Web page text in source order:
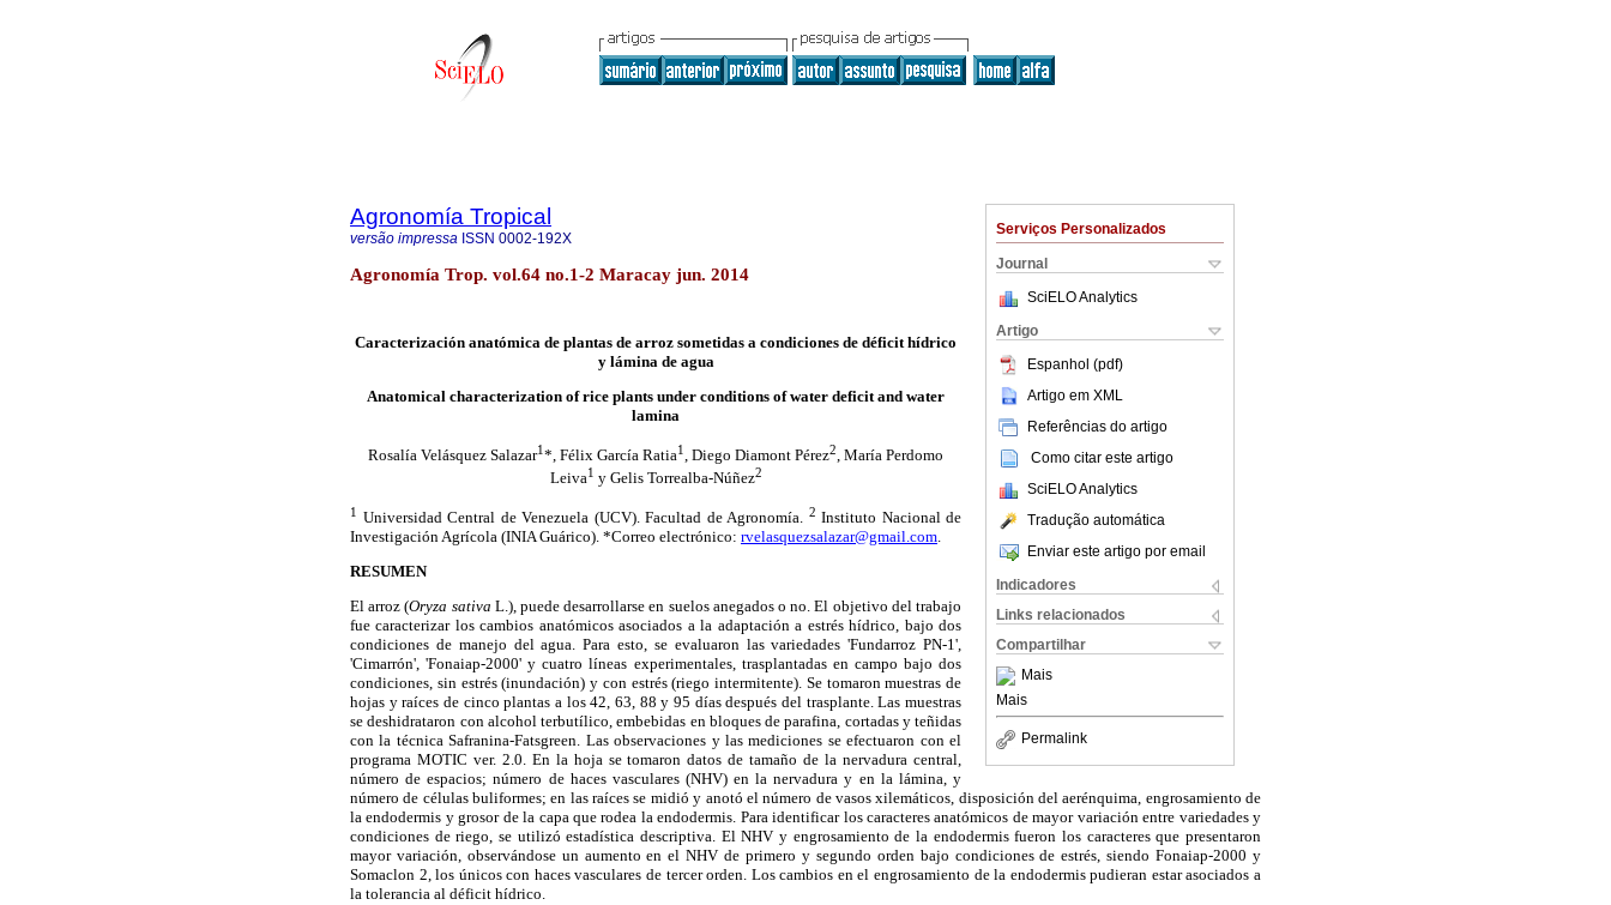
Serviços Personalizados
Journal
SciELO Analytics
Artigo
Espanhol (pdf)
Artigo em XML
Referências do artigo
Como citar este artigo
SciELO Analytics
Tradução automática
Enviar este artigo por email
Indicadores
Links relacionados
Compartilhar
Mais
Mais
Permalink
Agronomía Tropical
versão impressa ISSN 0002-192X
Agronomía Trop. vol.64 no.1-2 Maracay jun. 2014
Caracterización anatómica de plantas de arroz sometidas a condiciones de déficit hídrico
y lámina de agua
Anatomical characterization of rice plants under conditions of water deficit and water
lamina
Rosalía Velásquez Salazar1*, Félix García Ratia1 , Diego Diamont Pérez2 , María Perdomo
Leiva1 y Gelis Torrealba-Núñez2
1 Universidad Central de Venezuela (UCV). Facultad de Agronomía. 2 Instituto Nacional de
Investigación Agrícola (INIA Guárico). *Correo electrónico: rvelasquezsalazar@gmail.com
RESUMEN
El arroz (Oryza sativa L.), puede desarrollarse en suelos anegados o no. El objetivo del trabajo
fue caracterizar los cambios anatómicos asociados a la adaptación a estrés hídrico, bajo dos
condiciones de manejo del agua. Para esto, se evaluaron las variedades 'Fundarroz PN-1',
'Cimarrón', 'Fonaiap-2000' y cuatro líneas experimentales, trasplantadas en campo bajo dos
condiciones, sin estrés (inundación) y con estrés (riego intermitente). Se tomaron muestras de
hojas y raíces de cinco plantas a los 42, 63, 88 y 95 días después del trasplante. Las muestras
se deshidrataron con alcohol terbutílico, embebidas en bloques de parafina, cortadas y teñidas
con la técnica Safranina-Fatsgreen. Las observaciones y las mediciones se efectuaron con el
programa MOTIC ver. 2.0. En la hoja se tomaron datos de tamaño de la nervadura central,
número de espacios; número de haces vasculares (NHV) en la nervadura y en la lámina, y
número de células buliformes; en las raíces se midió y anotó el número de vasos xilemáticos, disposición del aerénquima, engrosamiento de
la endodermis y grosor de la capa que rodea la endodermis. Para identificar los caracteres anatómicos de mayor variación entre variedades y
condiciones de riego, se utilizó estadística descriptiva. El NHV y engrosamiento de la endodermis fueron los caracteres que presentaron
mayor variación, observándose un aumento en el NHV de primero y segundo orden bajo condiciones de estrés, siendo Fonaiap-2000 y
Somaclon 2, los únicos con haces vasculares de tercer orden. Los cambios en el engrosamiento de la endodermis pudieran estar asociados a
la tolerancia al déficit hídrico.